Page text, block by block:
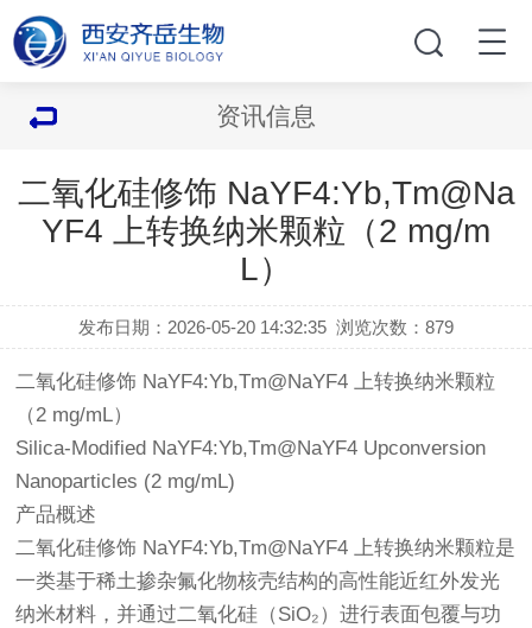
资讯信息
二氧化硅修饰 NaYF4:Yb,Tm@Na
YF4 上转换纳米颗粒（2 mg/m
L）
发布日期：2026-05-20 14:32:35 浏览次数：879
二氧化硅修饰 NaYF4:Yb,Tm@NaYF4 上转换纳米颗粒
（2 mg/mL）
Silica-Modified NaYF4:Yb,Tm@NaYF4 Upconversion
Nanoparticles (2 mg/mL)
产品概述
二氧化硅修饰 NaYF4:Yb,Tm@NaYF4 上转换纳米颗粒是
一类基于稀土掺杂氟化物核壳结构的高性能近红外发光
纳米材料，并通过二氧化硅（SiO₂）进行表面包覆与功